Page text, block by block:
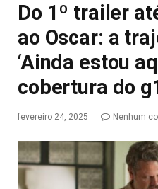
Do 1º trailer
ao Oscar: a
‘Ainda estou
cobertura do
fevereiro 24, 2025 Nenhum